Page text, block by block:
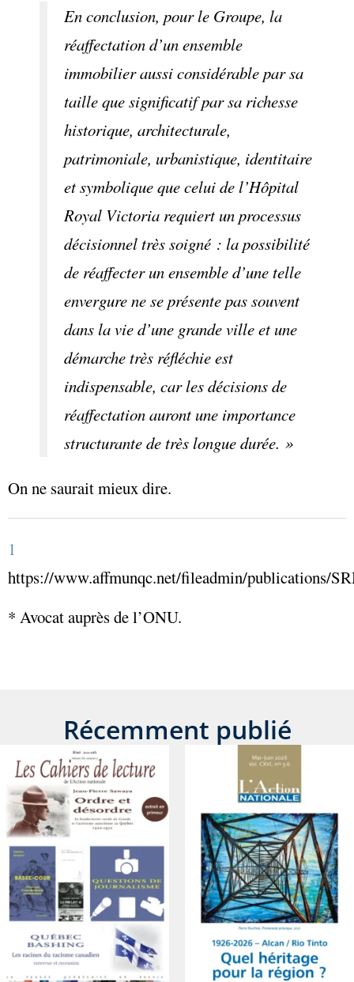
En conclusion, pour le Groupe, la
réaffectation d’un ensemble
immobilier aussi considérable par sa
taille que significatif par sa richesse
historique, architecturale,
patrimoniale, urbanistique, identitaire
et symbolique que celui de l’Hôpital
Royal Victoria requiert un processus
décisionnel très soigné : la possibilité
de réaffecter un ensemble d’une telle
envergure ne se présente pas souvent
dans la vie d’une grande ville et une
démarche très réfléchie est
indispensable, car les décisions de
réaffectation auront une importance
structurante de très longue durée. »
On ne saurait mieux dire.
1
https://www.affmunqc.net/fileadmin/publications/
* Avocat auprès de l’ONU.
Récemment publié